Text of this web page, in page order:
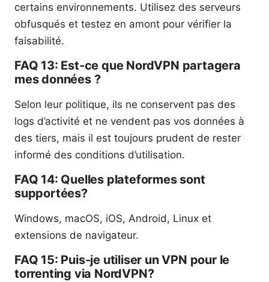
certains environnements. Utilisez des serveurs
obfusqués et testez en amont pour vérifier la
faisabilité.
FAQ 13: Est-ce que NordVPN partagera
mes données ?
Selon leur politique, ils ne conservent pas des
logs d’activité et ne vendent pas vos données à
des tiers, mais il est toujours prudent de rester
informé des conditions d’utilisation.
FAQ 14: Quelles plateformes sont
supportées?
Windows, macOS, iOS, Android, Linux et
extensions de navigateur.
FAQ 15: Puis-je utiliser un VPN pour le
torrenting via NordVPN?